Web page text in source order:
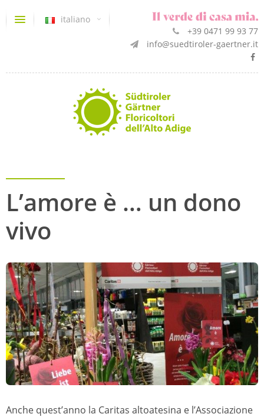
italiano
+39 0471 99 93 77
info@suedtiroler-gaertner.it
L’amore è … un dono
vivo
Anche quest’anno la Caritas altoatesina e l’Associazione